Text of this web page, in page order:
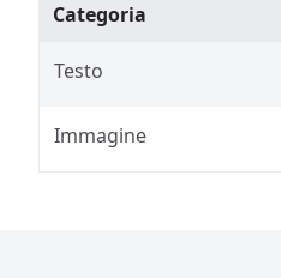
Categoria
Testo
Immagine